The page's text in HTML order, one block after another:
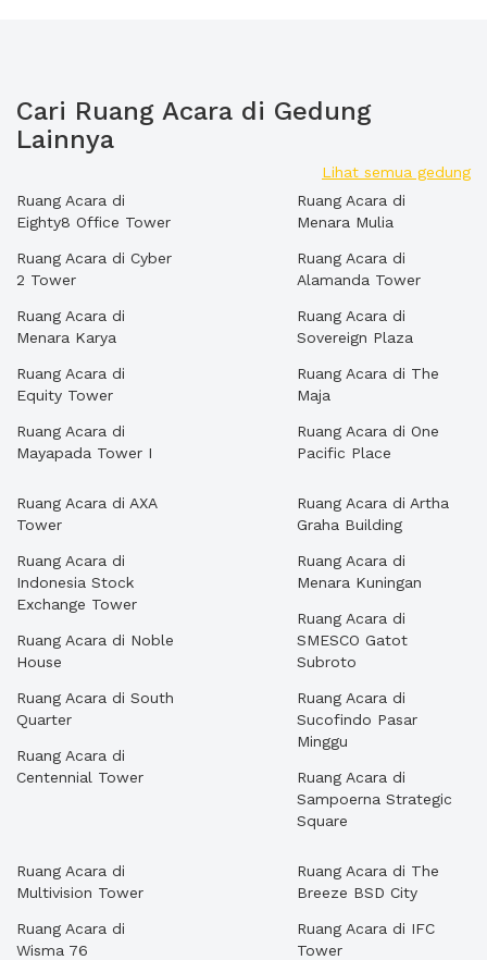
Cari Ruang Acara di Gedung
Lainnya
Lihat semua gedung
Ruang Acara di
Eighty8 Office Tower
Ruang Acara di Cyber
2 Tower
Ruang Acara di
Menara Karya
Ruang Acara di
Equity Tower
Ruang Acara di
Mayapada Tower I
Ruang Acara di
Menara Mulia
Ruang Acara di
Alamanda Tower
Ruang Acara di
Sovereign Plaza
Ruang Acara di The
Maja
Ruang Acara di One
Pacific Place
Ruang Acara di AXA
Tower
Ruang Acara di
Indonesia Stock
Exchange Tower
Ruang Acara di Noble
House
Ruang Acara di South
Quarter
Ruang Acara di
Centennial Tower
Ruang Acara di Artha
Graha Building
Ruang Acara di
Menara Kuningan
Ruang Acara di
SMESCO Gatot
Subroto
Ruang Acara di
Sucofindo Pasar
Minggu
Ruang Acara di
Sampoerna Strategic
Square
Ruang Acara di
Multivision Tower
Ruang Acara di
Wisma 76
Ruang Acara di The
Breeze BSD City
Ruang Acara di IFC
Tower